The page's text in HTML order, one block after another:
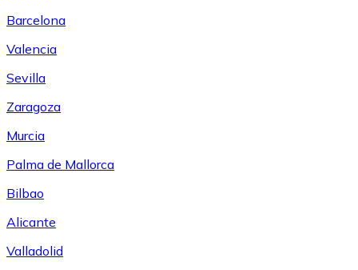
Barcelona
Valencia
Sevilla
Zaragoza
Murcia
Palma de Mallorca
Bilbao
Alicante
Valladolid